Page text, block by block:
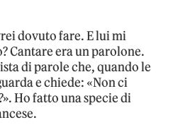
dovuto fare. E lui mi
Cantare era un parolone.
di parole che, quando le
e chiede: «Non ci
Ho fatto una specie di